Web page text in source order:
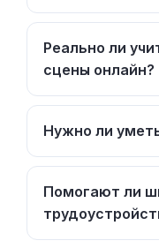
Реально ли
сцены онлайн?
Нужно ли
Помогают ли